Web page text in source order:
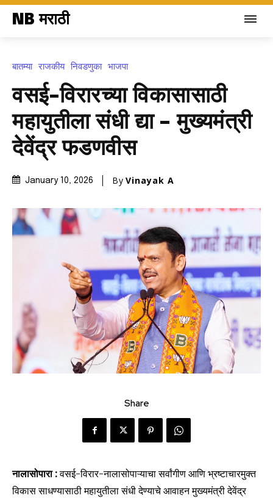
NB मराठी
बातम्या राजकीय निवडणुका भाजपा
वसई-विरारच्या विकासासाठी
महायुतीला संधी द्या – मुख्यमंत्री
देवेंद्र फडणवीस
January 10, 2026 By Vinayak A
Share
नालासोपारा :वसई-विरार-नालासोपाऱ्याचा सर्वांगीण आणि भ्रष्टाचारमुक्त
विकास साधण्यासाठी महायुतीला संधी देण्याचे आवाहन मुख्यमंत्री देवेंद्र